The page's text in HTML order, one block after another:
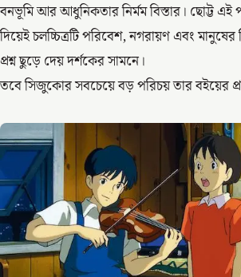
বনভূমি আর আধুনিকতার নির্মম বিস্তার। ছোট্ট এই
দিয়েই চলচ্চিত্রটি পরিবেশ, নগরায়ণ এবং মানুষের
প্রশ্ন ছুড়ে দেয় দর্শকের সামনে।
তবে সিজুকোর সবচেয়ে বড় পরিচয় তার বইয়ের